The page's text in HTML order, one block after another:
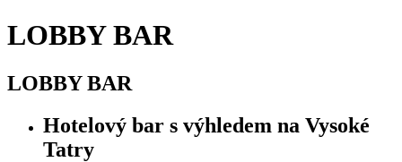
LOBBY BAR
LOBBY BAR
Hotelový bar s výhledem na Vysoké
Tatry